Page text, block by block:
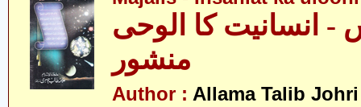
- انسانیت کا الوحی
Author : Allama Talib Johri